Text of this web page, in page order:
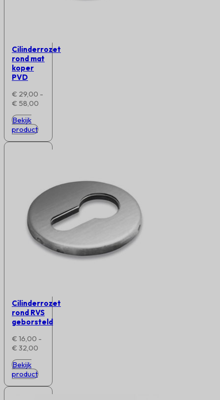
Cilinderrozet
rond mat
koper
PVD
€ 29,00 -
€ 58,00
Bekijk
product
Cilinderrozet
rond RVS
geborsteld
€ 16,00 -
€ 32,00
€ 32,00
Bekijk
product